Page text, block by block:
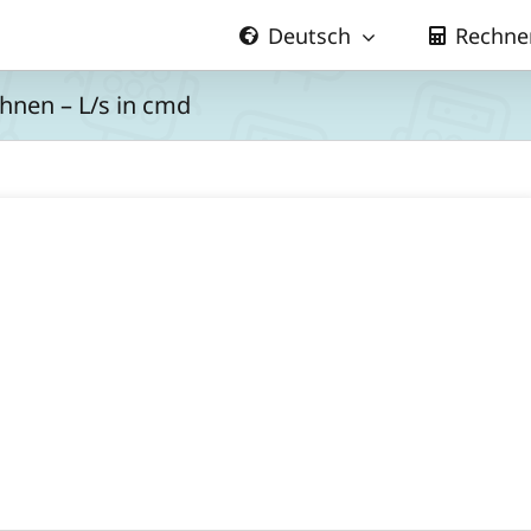
Deutsch
– L/s in cmd